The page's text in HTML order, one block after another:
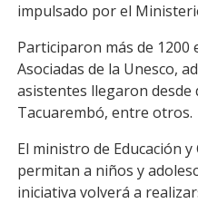
WhatsApp
Email
Copy
Link
impulsado por el
Participaron más de 1200
Asociadas de la Unesco,
asistentes llegaron desde
Tacuarembó, entre otros.
El ministro de Educación
permitan a niños y
iniciativa volverá a